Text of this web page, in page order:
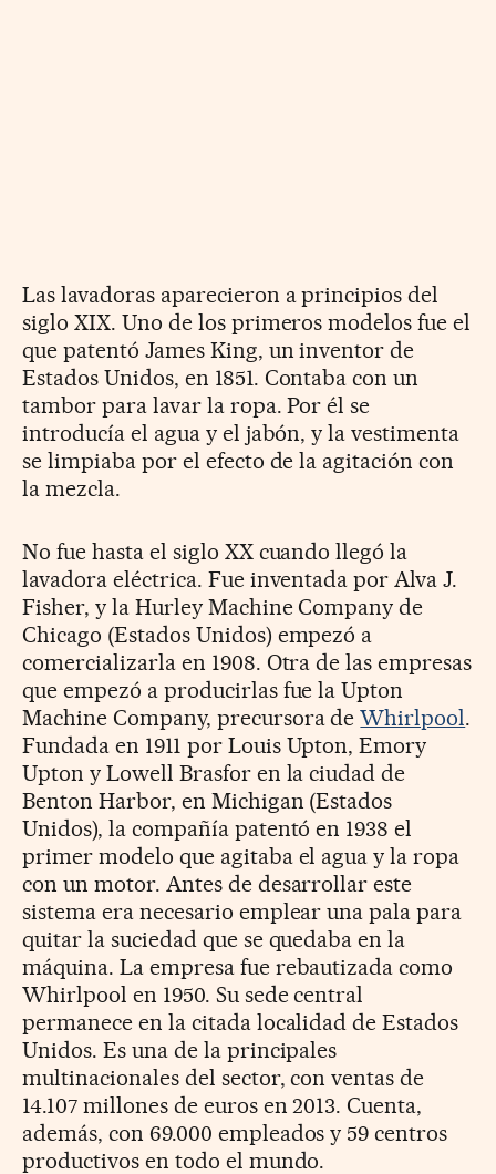
Las lavadoras aparecieron a principios del
siglo XIX. Uno de los primeros modelos fue el
que patentó James King, un inventor de
Estados Unidos, en 1851. Contaba con un
tambor para lavar la ropa. Por él se
introducía el agua y el jabón, y la vestimenta
se limpiaba por el efecto de la agitación con
la mezcla.
No fue hasta el siglo XX cuando llegó la
lavadora eléctrica. Fue inventada por Alva J.
Fisher, y la Hurley Machine Company de
Chicago (Estados Unidos) empezó a
comercializarla en 1908. Otra de las empresas
que empezó a producirlas fue la Upton
Machine Company, precursora deWhirlpool.
Fundada en 1911 por Louis Upton, Emory
Upton y Lowell Brasfor en la ciudad de
Benton Harbor, en Michigan (Estados
Unidos), la compañía patentó en 1938 el
primer modelo que agitaba el agua y la ropa
con un motor. Antes de desarrollar este
sistema era necesario emplear una pala para
quitar la suciedad que se quedaba en la
máquina. La empresa fue rebautizada como
Whirlpool en 1950. Su sede central
permanece en la citada localidad de Estados
Unidos. Es una de la principales
multinacionales del sector, con ventas de
14.107 millones de euros en 2013. Cuenta,
además, con 69.000 empleados y 59 centros
productivos en todo el mundo.